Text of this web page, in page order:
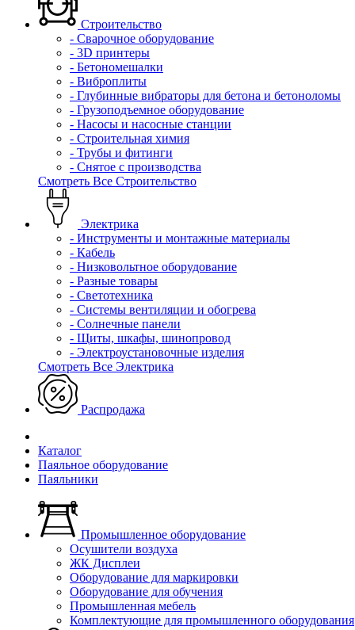
Строительство
- Сварочное оборудование
- 3D принтеры
- Бетономешалки
- Виброплиты
- Глубинные вибраторы для бетона и бетоноломы
- Грузоподъемное оборудование
- Насосы и насосные станции
- Строительная химия
- Трубы и фитинги
- Снятое с производства
Смотреть Все Строительство
Электрика
- Инструменты и монтажные материалы
- Кабель
- Низковольтное оборудование
- Разные товары
- Светотехника
- Системы вентиляции и обогрева
- Солнечные панели
- Щиты, шкафы, шинопровод
- Электроустановочные изделия
Смотреть Все Электрика
Распродажа
Каталог
Паяльное оборудование
Паяльники
Промышленное оборудование
Осушители воздуха
ЖК Дисплеи
Оборудование для маркировки
Оборудование для обучения
Промышленная мебель
Комплектующие для промышленного оборудования